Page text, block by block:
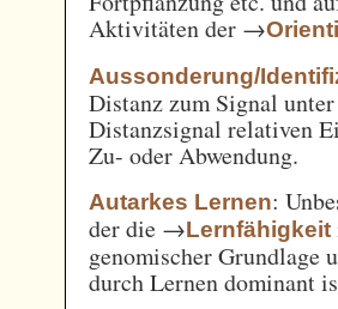
Aktivitäten der →
Aussonderung/
Distanz zum Signal
Distanzsignal relativen
Zu- oder Abwendung.
Autarkes Lernen:
der die →Lernfähigkeit
genomischer Grundlage
durch Lernen dominant